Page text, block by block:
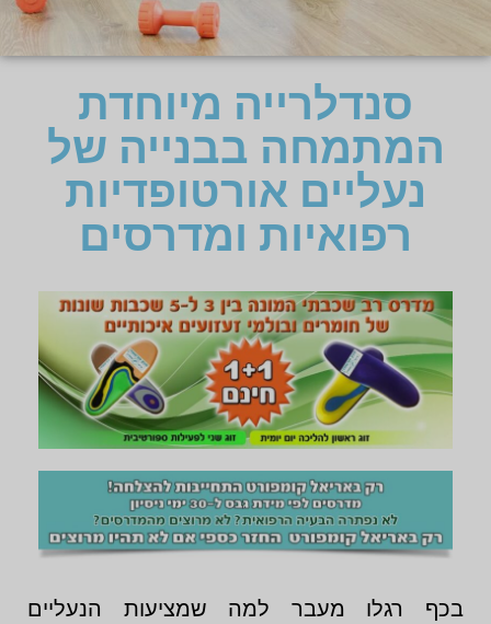
סנדלרייה מיוחדת
המתמחה בבנייה של
נעליים אורטופדיות
רפואיות ומדרסים
בכף רגלו מעבר למה שמציעות הנעליים